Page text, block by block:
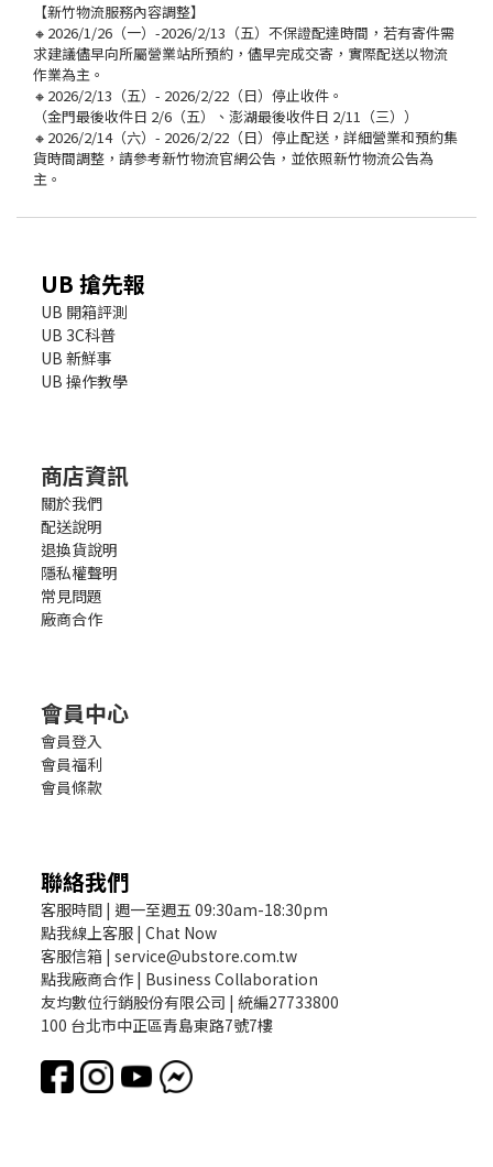
【新竹物流服務內容調整】
🔸2026/1/26（一）-2026/2/13（五）不保證配達時間，若有寄件需
求建議儘早向所屬營業站所預約，儘早完成交寄，實際配送以物流
作業為主。
🔸2026/2/13（五）- 2026/2/22（日）停止收件。
（金門最後收件日 2/6（五）、澎湖最後收件日 2/11（三））
🔸2026/2/14（六）- 2026/2/22（日）停止配送，詳細營業和預約集
貨時間調整，請參考新竹物流官網公告，並依照新竹物流公告為
主。
UB 搶先報
UB 開箱評測
UB 3C科普
UB 新鮮事
UB 操作教學
商店資訊
關於我們
配送說明
退換貨說明
隱私權聲明
常見問題
廠商合作
會員中心
會員登入
會員福利
會員條款
聯絡我們
客服時間 | 週一至週五 09:30am-18:30pm
點我線上客服 | Chat Now
客服信箱 | service@ubstore.com.tw
點我廠商合作 | Business Collaboration
友均數位行銷股份有限公司 | 統編27733800
100 台北市中正區青島東路7號7樓